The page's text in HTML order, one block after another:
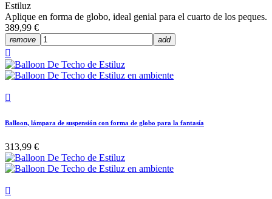
Estiluz
Aplique en forma de globo, ideal genial para el cuarto de los peques.
389,99 €
remove add


Balloon, lámpara de suspensión con forma de globo para la fantasía
313,99 €
